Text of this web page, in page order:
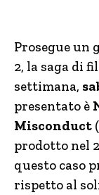
Prosegue un
2, la saga di
settimana,
presentato è
Misconduct
prodotto nel
questo caso
rispetto al